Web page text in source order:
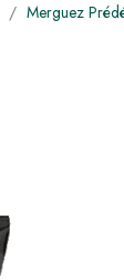
Merguez